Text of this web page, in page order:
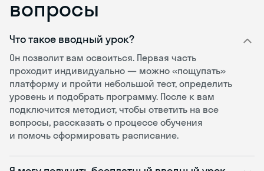
вопросы
Что такое вводный урок?
Он позволит вам освоиться. Первая часть
проходит индивидуально — можно «пощупать»
платформу и пройти небольшой тест, определить
уровень и подобрать программу. После к вам
подключится методист, чтобы ответить на все
вопросы, рассказать о процессе обучения
и помочь сформировать расписание.